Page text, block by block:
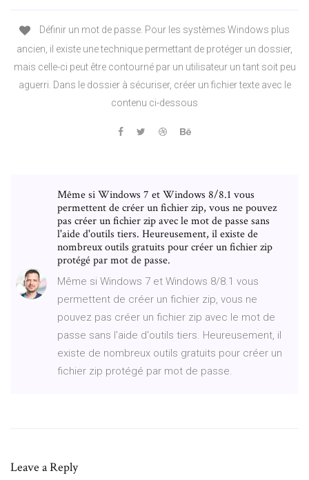
Définir un mot de passe. Pour les systèmes Windows plus
ancien, il existe une technique permettant de protéger un dossier,
mais celle-ci peut être contourné par un utilisateur un tant soit peu
aguerri. Dans le dossier à sécuriser, créer un fichier texte avec le
contenu ci-dessous
Même si Windows 7 et Windows 8/8.1 vous
permettent de créer un fichier zip, vous ne pouvez
pas créer un fichier zip avec le mot de passe sans
l'aide d'outils tiers. Heureusement, il existe de
nombreux outils gratuits pour créer un fichier zip
protégé par mot de passe.
Même si Windows 7 et Windows 8/8.1 vous
permettent de créer un fichier zip, vous ne
pouvez pas créer un fichier zip avec le mot de
passe sans l'aide d'outils tiers. Heureusement, il
existe de nombreux outils gratuits pour créer un
fichier zip protégé par mot de passe.
Leave a Reply